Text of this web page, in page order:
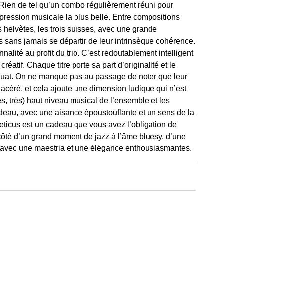
de tel qu’un combo régulièrement réuni pour
musicale la plus belle. Entre compositions
les trois suisses, avec une grande
sans jamais se départir de leur intrinsèque cohérence.
au profit du trio. C’est redoutablement intelligent
Chaque titre porte sa part d’originalité et le
On ne manque pas au passage de noter que leur
et cela ajoute une dimension ludique qui n’est
très) haut niveau musical de l’ensemble et les
avec une aisance époustouflante et un sens de la
est un cadeau que vous avez l’obligation de
d’un grand moment de jazz à l’âme bluesy, d’une
une maestria et une élégance enthousiasmantes.